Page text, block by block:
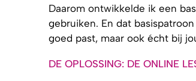
Daarom ontwikkelde ik een
gebruiken. En dat
goed past, maar ook écht bij
DE OPLOSSING: DE ONLINE